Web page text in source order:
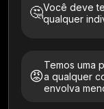
🤔Você deve
qualquer
😡
Temos uma
a qualquer
envolva
Experimente